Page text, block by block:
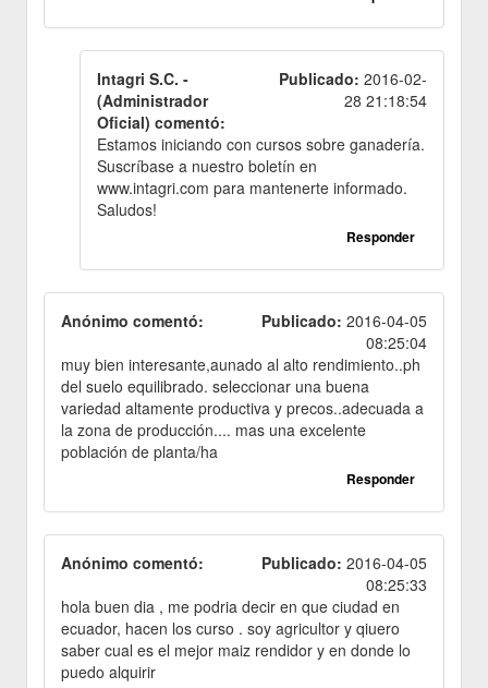
Intagri S.C. -
(Administrador
Oficial) comentó:
Publicado: 2016-02-
28 21:18:54
Estamos iniciando con cursos sobre ganadería.
Suscríbase a nuestro boletín en
www.intagri.com para mantenerte informado.
Saludos!
Responder
Anónimo comentó: Publicado: 2016-04-05
08:25:04
muy bien interesante,aunado al alto rendimiento..ph
del suelo equilibrado. seleccionar una buena
variedad altamente productiva y precos..adecuada a
la zona de producción.... mas una excelente
población de planta/ha
Responder
Anónimo comentó: Publicado: 2016-04-05
08:25:33
hola buen dia , me podria decir en que ciudad en
ecuador, hacen los curso . soy agricultor y qiuero
saber cual es el mejor maiz rendidor y en donde lo
puedo alquirir